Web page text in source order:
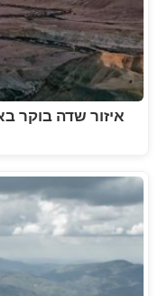
איזור שדה בוקר